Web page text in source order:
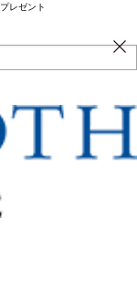
レゼント